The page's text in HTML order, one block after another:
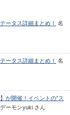
ータス詳細まとめ！
名
ータス詳細まとめ！
名
が開催！イベントの”ス
ーモンyuki さん